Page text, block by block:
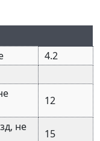
4.2
12
не
15